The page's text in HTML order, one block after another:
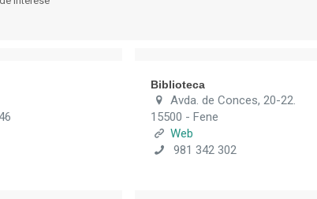
Biblioteca
Avda. de Conces, 20-22.
15500 - Fene
Web
981 342 302